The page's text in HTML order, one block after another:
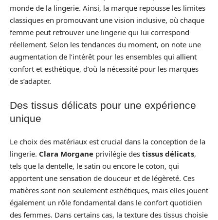
monde de la lingerie. Ainsi, la marque repousse les limites
classiques en promouvant une vision inclusive, où chaque
femme peut retrouver une lingerie qui lui correspond
réellement. Selon les tendances du moment, on note une
augmentation de l’intérêt pour les ensembles qui allient
confort et esthétique, d’où la nécessité pour les marques
de s’adapter.
Des tissus délicats pour une expérience
unique
Le choix des matériaux est crucial dans la conception de la
lingerie. Clara Morgane privilégie des tissus délicats,
tels que la dentelle, le satin ou encore le coton, qui
apportent une sensation de douceur et de légèreté. Ces
matières sont non seulement esthétiques, mais elles jouent
également un rôle fondamental dans le confort quotidien
des femmes. Dans certains cas, la texture des tissus choisie